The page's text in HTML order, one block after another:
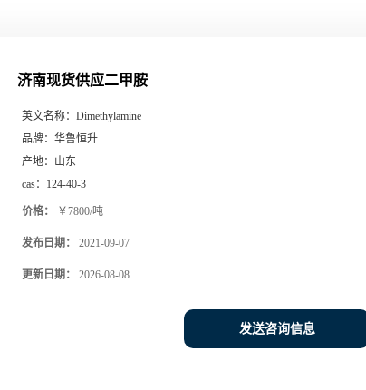
济南现货供应二甲胺
英文名称： Dimethylamine
品牌： 华鲁恒升
产地： 山东
cas： 124-40-3
价格： ￥7800/吨
发布日期： 2021-09-07
更新日期： 2026-08-08
发送咨询信息